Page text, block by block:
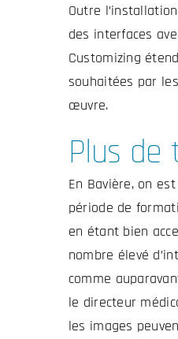
Outre
des interfaces
Customizing
souhaitées par
œuvre.
Plus
En Bavière, on
période de
en étant bien
nombre élevé
comme
le directeur
les images